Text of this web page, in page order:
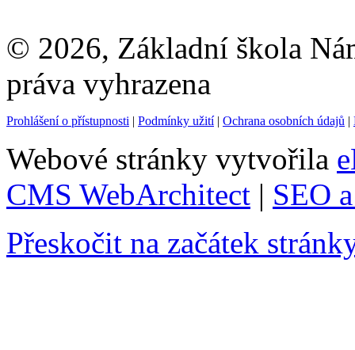
© 2026, Základní škola
práva vyhrazena
Prohlášení o přístupnosti | Podmínky užití| Ochrana osobních údajů |
Webové stránky vytvořila
CMS WebArchitect | SEO
Přeskočit na začátek